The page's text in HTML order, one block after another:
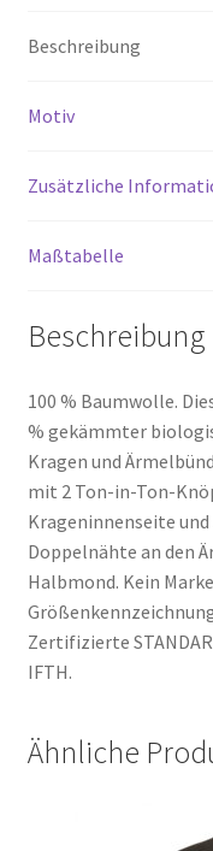
Beschreibung
Motiv
Zusätzliche
Maßtabelle
Beschreibung
100 % Baumwolle.
% gekämmter
Kragen und
mit 2 Ton-in-Ton-
Krageninnenseite
Doppelnähte an den
Halbmond. Kein
Zertifizierte
IFTH.
Ähnliche